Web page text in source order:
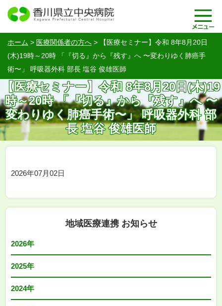
ホーム > 医療関係者の方へ >
【医療セミナー】令和 8年8月20日
(木)19時～20時 「『切る』から『残す』へ 〜変わりゆく肺癌手
術〜」 呼吸器外科 部長 塩谷 俊雄医師
【医療セミナー】令和 8年8月20日(木)19
時～20時 「『切る』から『残す』へ 〜
変わりゆく肺癌手術〜」 呼吸器外科 部
長 塩谷 俊雄医師
2026年07月02日
地域医療連携 お知らせ
2026年
2025年
2024年